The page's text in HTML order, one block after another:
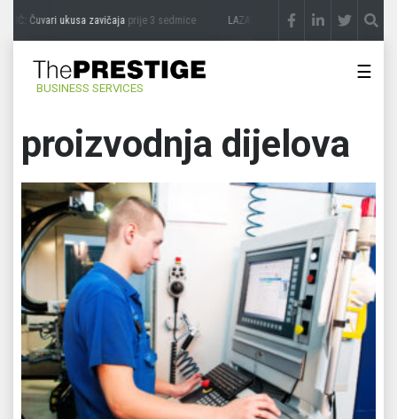
Čuvari ukusa zavičajaprije 3 sedmice LAZAR ĐURIĆ: Promocija potencijal
BUSINESS SERVICES
☰
proizvodnja dijelova